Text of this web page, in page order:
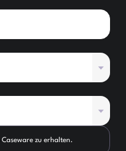
zu erhalten.